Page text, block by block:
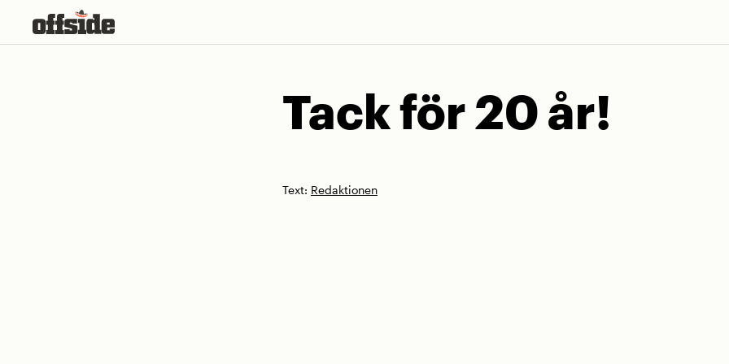
Tack för 20 år!
Text: Redaktionen